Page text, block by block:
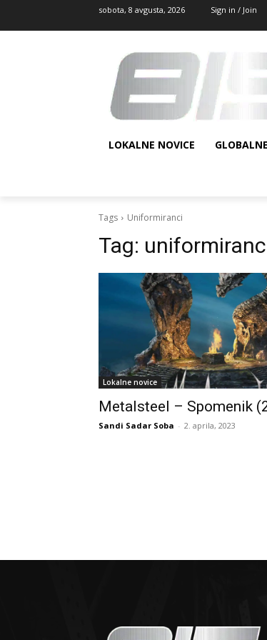
sobota, 8 avgusta, 2026 Sign in / Join
LOKALNE NOVICE
Tags Uniformiranci
Tag:
Lokalne novice
Metalsteel – Spomenik
Sandi Sadar Soba - 2. aprila, 2023